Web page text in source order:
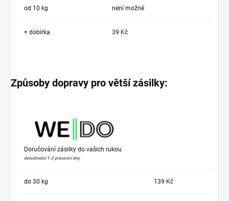
od 10 kg není možné
+ dobírka 39 Kč
Způsoby dopravy pro větší zásilky:
Doručování zásilky do vašich rukou
doručování 1-2 pracovní dny
do 30 kg 139 Kč